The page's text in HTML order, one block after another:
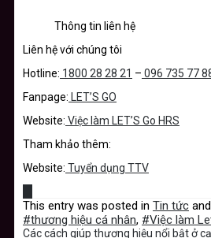
Thông tin liên hệ
Liên hệ với chúng tôi
Hotline: 1800 28 28 21 – 096 735 77
Fanpage: LET’S GO
Website: Việc làm LET’S Go HRS
Tham khảo thêm:
Website: Tuyển dụng TTV
This entry was posted in Tin tức
#thương hiệu cá nhân, #Việc làm
Các cách giúp thương hiệu nổi bật ở